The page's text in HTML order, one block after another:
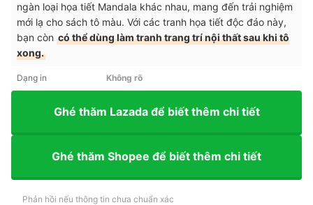
ngàn loại họa tiết Mandala khác nhau, mang đến trải nghiệm
mới lạ cho sách tô màu. Với các tranh họa tiết độc đáo này,
bạn còn có thể dùng làm tranh trang trí nội thất sau khi tô
xong.
Dạng in Không rõ
Ghé thăm Lazada để biết thêm chi tiết
Ghé thăm Shopee để biết thêm chi tiết
Phản hồi nếu thông tin chưa chuẩn xác